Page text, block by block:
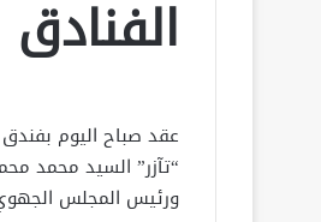
الفنادق
عقد صباح اليوم
“تآزر” السيد محمد
ورئيس المجلس